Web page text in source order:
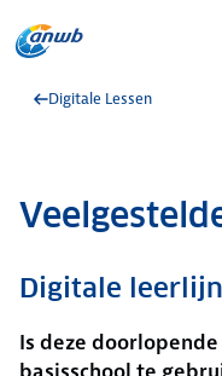
Digitale Lessen
Digitale leerlijn
Is deze